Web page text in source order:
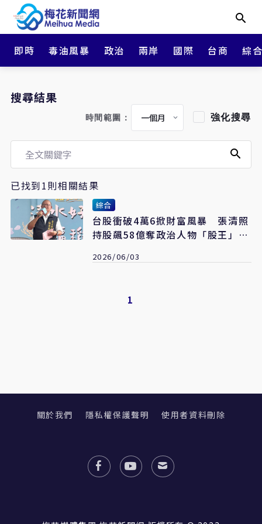
即時 毒油風暴 政治 兩岸 國際 台商 綜
搜尋結果
時間範圍： 強化搜尋
已找到1則相關結果
綜合
台股衝破4萬6掀財富風暴 張清照
持股飆58億奪政治人物「股王」寶
2026/06/03
1
關於我們 隱私權保護聲明 使用者資料刪除